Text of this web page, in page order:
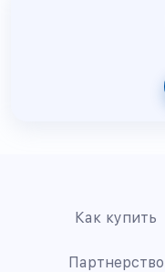
Как купить
Партнерство